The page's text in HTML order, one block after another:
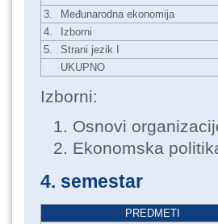
3.
Međunarodna ekonomija
4.
Izborni
5.
Strani jezik I
UKUPNO
Izborni:
Osnovi
Ekonomska
4. semestar
PREDMETI